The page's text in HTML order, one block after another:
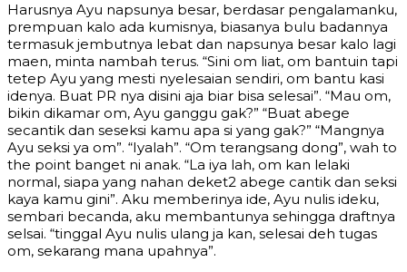
Harusnya Ayu napsunya besar, berdasar pengalamanku,
prempuan kalo ada kumisnya, biasanya bulu badannya
termasuk jembutnya lebat dan napsunya besar kalo lagi
maen, minta nambah terus. “Sini om liat, om bantuin tapi
tetep Ayu yang mesti nyelesaian sendiri, om bantu kasi
idenya. Buat PR nya disini aja biar bisa selesai”. “Mau om,
bikin dikamar om, Ayu ganggu gak?” “Buat abege
secantik dan seseksi kamu apa si yang gak?” “Mangnya
Ayu seksi ya om”. “Iyalah”. “Om terangsang dong”, wah to
the point banget ni anak. “La iya lah, om kan lelaki
normal, siapa yang nahan deket2 abege cantik dan seksi
kaya kamu gini”. Aku memberinya ide, Ayu nulis ideku,
sembari becanda, aku membantunya sehingga draftnya
selsai. “tinggal Ayu nulis ulang ja kan, selesai deh tugas
om, sekarang mana upahnya”.